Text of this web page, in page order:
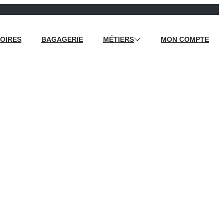
BAGAGERIE MÉTIERS MON COMPTE